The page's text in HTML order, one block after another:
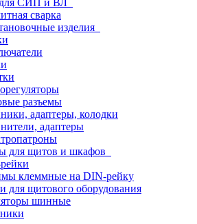
СИП и ВЛ
сварка
изделия
разъемы
адаптеры, колодки
адаптеры
для щитов и шкафов
клеммные на DIN-рейку
для щитового оборудования
шинные